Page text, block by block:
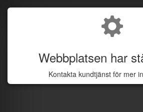
Webbplatsen har
Kontakta kundtjänst för mer